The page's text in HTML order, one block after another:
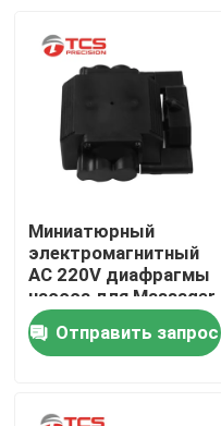
Домой
Продукты
VR-шоу
Миниатюрный
электромагнитный
AC 220V диафрагмы
насоса для Massager,
аппаратуры красоты
Отправить запрос